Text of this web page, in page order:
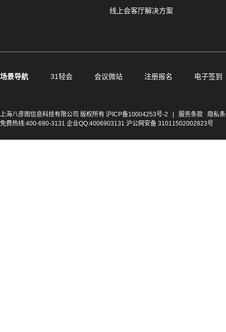
线上会客厅解决方案
场景导航 31轻会 会议微站 注册报名 电子签到
上海八彦图信息科技有限公司 版权所有 沪ICP备10004253号-2 服务条款
隐私
免费热线:400-690-3131 企业QQ:4006903131 沪公网安备 31011502002823号